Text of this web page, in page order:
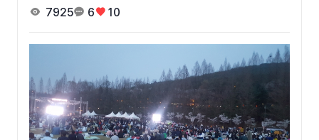
7925
6 10